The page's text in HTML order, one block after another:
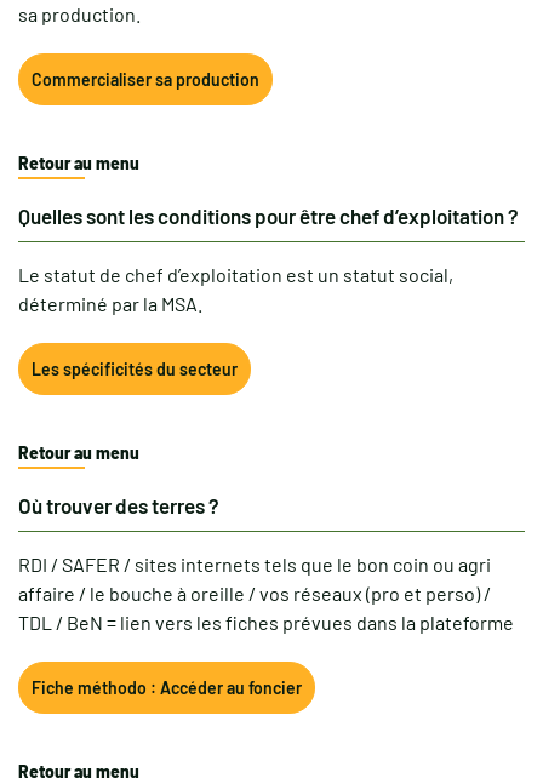
sa production.
Commercialiser sa production
Retour au menu
Quelles sont les conditions pour être chef d’exploitation ?
Le statut de chef d’exploitation est un statut social,
déterminé par la MSA.
Les spécificités du secteur
Retour au menu
Où trouver des terres ?
RDI / SAFER / sites internets tels que le bon coin ou agri
affaire / le bouche à oreille / vos réseaux (pro et perso) /
TDL / BeN = lien vers les fiches prévues dans la plateforme
Fiche méthodo : Accéder au foncier
Retour au menu